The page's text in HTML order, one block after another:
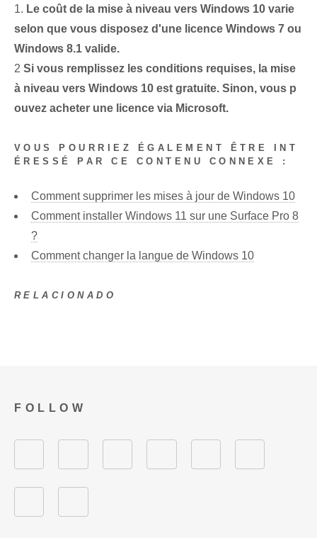
1. Le coût de la mise à niveau vers Windows 10 varie
selon que vous disposez d'une licence Windows 7 ou
Windows 8.1 valide.
2 Si vous remplissez les conditions requises, la mise
à niveau vers Windows⁤ 10 est gratuite. Sinon, vous p
ouvez acheter une ⁤licence​ via Microsoft.
VOUS POURRIEZ ÉGALEMENT ÊTRE INT
ÉRESSÉ PAR CE CONTENU CONNEXE :
Comment supprimer les mises à jour de Windows 10
Comment installer Windows 11 sur une Surface Pro 8
?
Comment changer la langue de Windows 10
RELACIONADO
FOLLOW